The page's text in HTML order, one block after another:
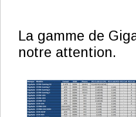
La gamme de
notre attention.